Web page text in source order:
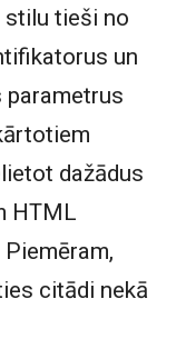
stilu tieši no
un
parametrus
dažādus
HTML
citādi nekā